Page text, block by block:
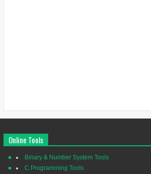
Online Tools
Binary & Number System Tools
C Programming Tools